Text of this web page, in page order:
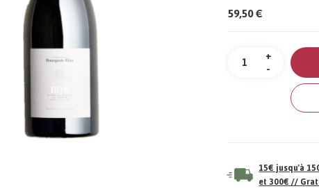
59,50 €
Quantité +
-
15€ jusqu'à
et 300€ //